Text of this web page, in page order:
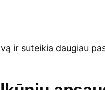
ir suteikia daugiau